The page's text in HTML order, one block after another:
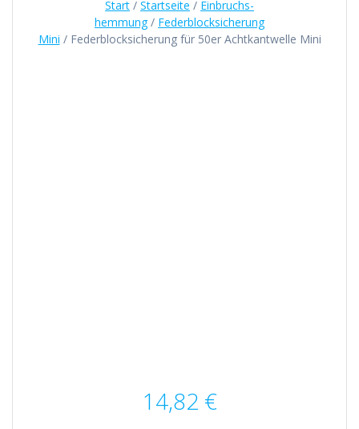
Start / Startseite / Einbruchs-
hemmung/ Federblocksicherung
Mini / Federblocksicherung für 50er Achtkantwelle Mini
14,82 €